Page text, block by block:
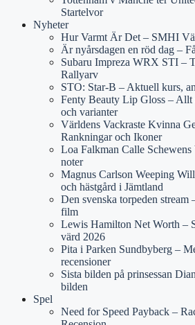
Startelvor
Nyheter
Hur Varmt Är Det – SMHI
Är nyårsdagen en röd dag –
Subaru Impreza WRX STI –
Rallyarv
STO: Star-B – Aktuell kurs,
Fenty Beauty Lip Gloss – Allt
och varianter
Världens Vackraste Kvinna
Rankningar och Ikoner
Loa Falkman Calle
noter
Magnus Carlson Weeping
och hästgård i Jämtland
Den svenska torpeden stream
film
Lewis Hamilton Net Worth –
värd 2026
Pita i Parken Sundbyberg –
recensioner
Sista bilden på prinsessan
bilden
Spel
Need for Speed Payback –